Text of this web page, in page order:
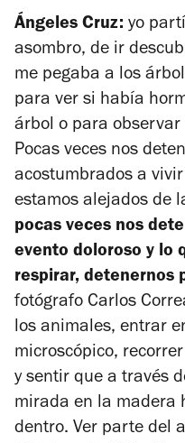
Ángeles Cruz: yo
asombro, de ir
me pegaba a los
para ver si había
árbol o para
Pocas veces nos
acostumbrados a
estamos alejados de
pocas veces nos
evento doloroso y lo
respirar, detenernos
fotógrafo Carlos
los animales, entrar
microscópico,
y sentir que a través
mirada en la madera
dentro. Ver parte del